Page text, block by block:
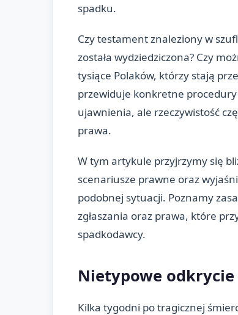
spadku.
Czy testament znaleziony w
została wydziedziczona? Czy
tysiące Polaków, którzy stają
przewiduje konkretne
ujawnienia, ale rzeczywistość
prawa.
W tym artykule przyjrzymy się
scenariusze prawne oraz
podobnej sytuacji. Poznamy
zgłaszania oraz prawa, które
spadkodawcy.
Nietypowe
Kilka tygodni po tragicznej